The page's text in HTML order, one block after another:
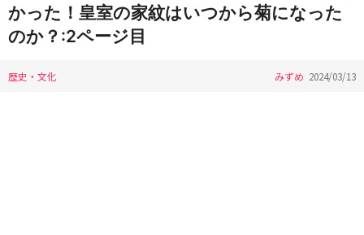
かった！皇室の家紋はいつから菊になった
のか？:2ページ目
歴史・文化 みずめ 2024/03/13